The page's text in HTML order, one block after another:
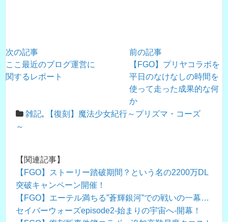
前の記事
【FGO】プリヤコラボを
平日のなけなしの時間を
使って走った成果的な何
か
次の記事
ここ最近のブログ運営に
関するレポート
雑記,
【復刻】魔法少女紀行～プリズマ・コーズ
～
【関連記事】
【FGO】ストーリー踏破期間？という名の2200万DL
突破キャンペーン開催！
【FGO】エーテル満ちる”蒼輝銀河”での戦いの一幕…
セイバーウォーズepisode2-始まりの宇宙へ-開幕！